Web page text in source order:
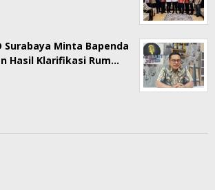
Surabaya Minta Bapenda
Hasil Klarifikasi Rum…